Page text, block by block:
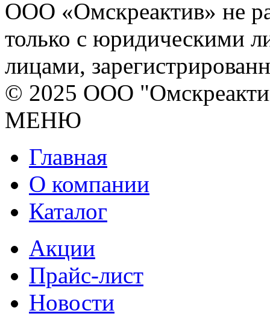
ООО «Омскреактив» не
только с юридическими
лицами,
© 2025 ООО
МЕНЮ
Главная
О компании
Каталог
Акции
Прайс-лист
Новости